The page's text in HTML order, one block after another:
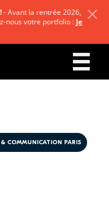
COMMUNICATION PARIS
- Avant la rentrée 2026,
nous votre portfolio : Je